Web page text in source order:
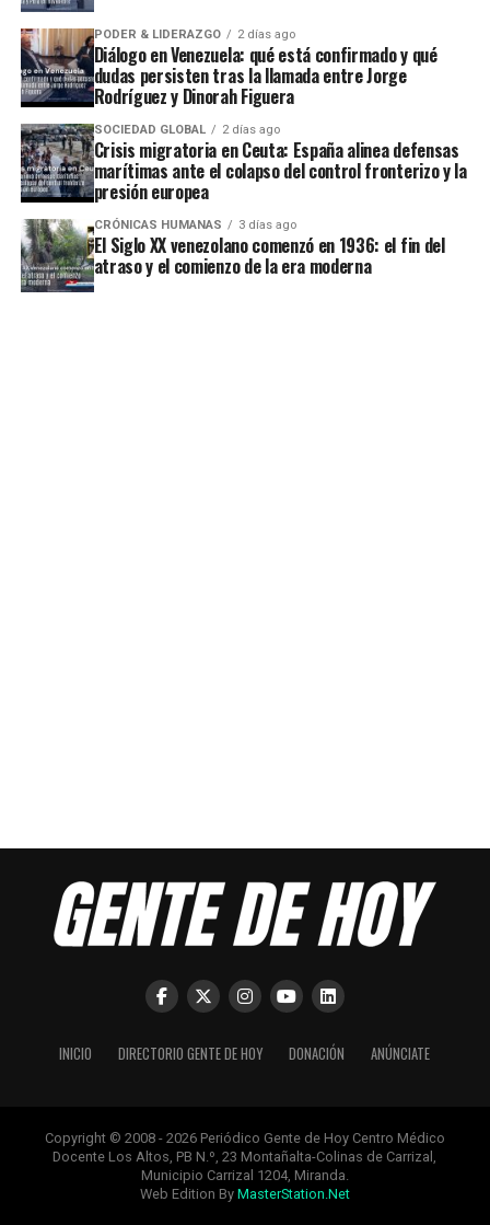
PODER & LIDERAZGO 2 días ago
Diálogo en Venezuela: qué está confirmado y qué
dudas persisten tras la llamada entre Jorge
Rodríguez y Dinorah Figuera
SOCIEDAD GLOBAL 2 días ago
Crisis migratoria en Ceuta: España alinea defensas
marítimas ante el colapso del control fronterizo y la
presión europea
CRÓNICAS HUMANAS 3 días ago
El Siglo XX venezolano comenzó en 1936: el fin del
atraso y el comienzo de la era moderna
INICIO DIRECTORIO GENTE DE HOY DONACIÓN ANÚNCIATE
Copyright © 2008 - 2026 Periódico Gente de Hoy Centro Médico
Docente Los Altos, PB N.º, 23 Montañalta-Colinas de Carrizal,
Municipio Carrizal 1204, Miranda.
Web Edition By MasterStation.Net